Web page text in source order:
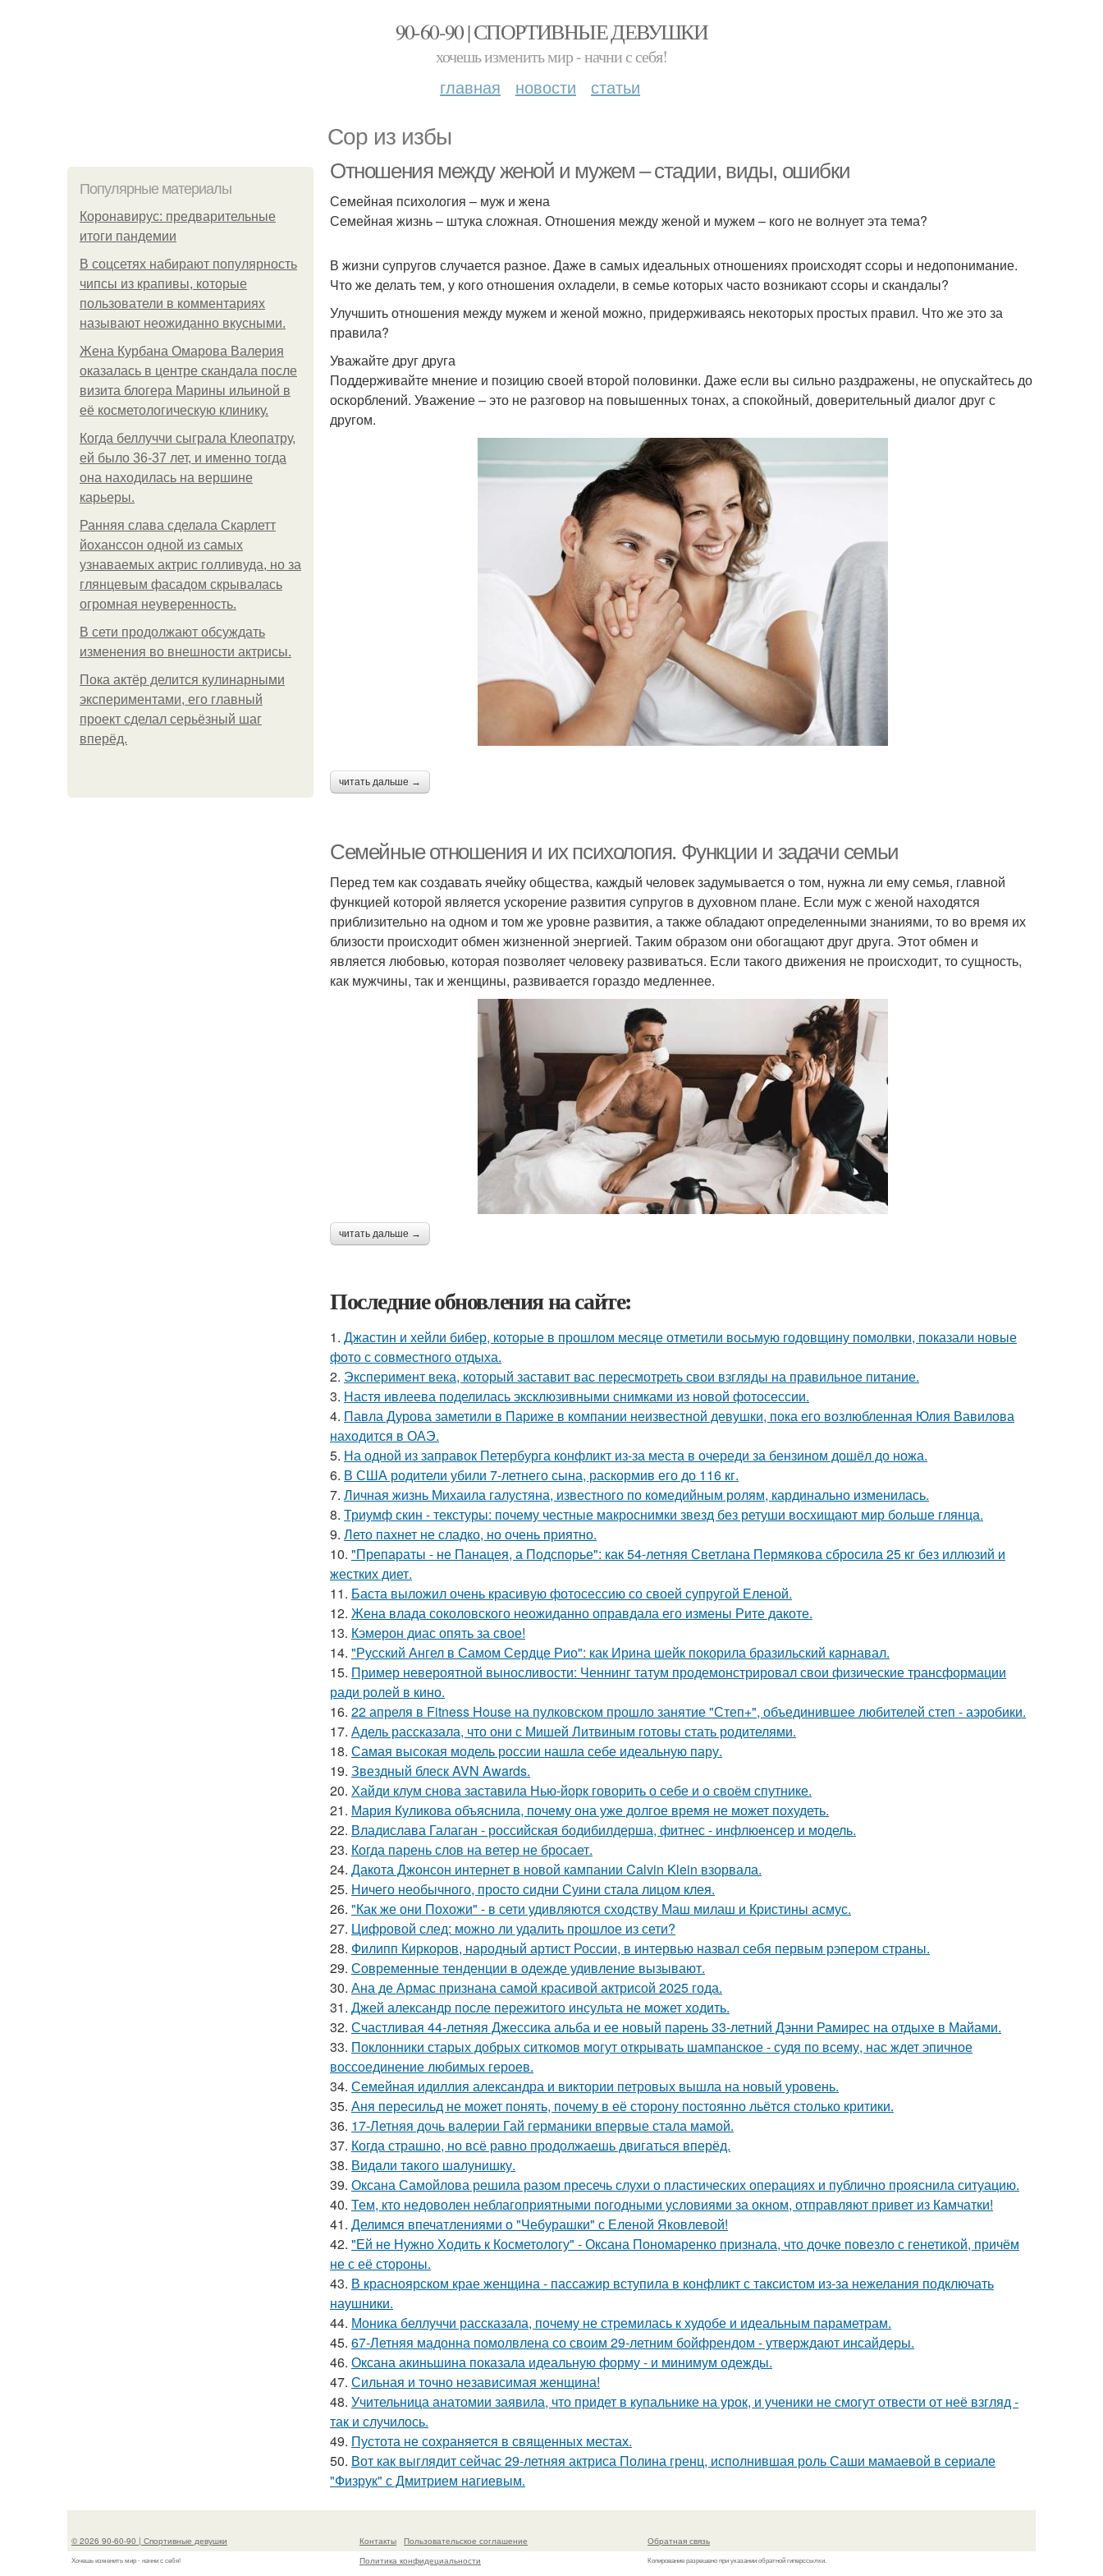
90-60-90 | СПОРТИВНЫЕ ДЕВУШКИ
хочешь изменить мир - начни с себя!
главная новости статьи
Сор из избы
Популярные материалы
Коронавирус: предварительные
итоги пандемии
В соцсетях набирают популярность
чипсы из крапивы, которые
пользователи в комментариях
называют неожиданно вкусными.
Жена Курбана Омарова Валерия
оказалась в центре скандала после
визита блогера Марины ильиной в
её косметологическую клинику.
Когда беллуччи сыграла Клеопатру,
ей было 36-37 лет, и именно тогда
она находилась на вершине
карьеры.
Ранняя слава сделала Скарлетт
йоханссон одной из самых
узнаваемых актрис голливуда, но за
глянцевым фасадом скрывалась
огромная неуверенность.
В сети продолжают обсуждать
изменения во внешности актрисы.
Пока актёр делится кулинарными
экспериментами, его главный
проект сделал серьёзный шаг
вперёд.
Отношения между женой и мужем – стадии, виды, ошибки
Семейная психология – муж и жена
Семейная жизнь – штука сложная. Отношения между женой и мужем – кого не волнует эта тема?
В жизни супругов случается разное. Даже в самых идеальных отношениях происходят ссоры и недопонимание.
Что же делать тем, у кого отношения охладели, в семье которых часто возникают ссоры и скандалы?
Улучшить отношения между мужем и женой можно, придерживаясь некоторых простых правил. Что же это за
правила?
Уважайте друг друга
Поддерживайте мнение и позицию своей второй половинки. Даже если вы сильно раздражены, не опускайтесь до
оскорблений. Уважение – это не разговор на повышенных тонах, а спокойный, доверительный диалог друг с
другом.
читать дальше →
Семейные отношения и их психология. Функции и задачи семьи
Перед тем как создавать ячейку общества, каждый человек задумывается о том, нужна ли ему семья, главной
функцией которой является ускорение развития супругов в духовном плане. Если муж с женой находятся
приблизительно на одном и том же уровне развития, а также обладают определенными знаниями, то во время их
близости происходит обмен жизненной энергией. Таким образом они обогащают друг друга. Этот обмен и
является любовью, которая позволяет человеку развиваться. Если такого движения не происходит, то сущность,
как мужчины, так и женщины, развивается гораздо медленнее.
читать дальше →
Последние обновления на сайте:
1. Джастин и хейли бибер, которые в прошлом месяце отметили восьмую годовщину помолвки, показали новые
фото с совместного отдыха.
2. Эксперимент века, который заставит вас пересмотреть свои взгляды на правильное питание.
3. Настя ивлеева поделилась эксклюзивными снимками из новой фотосессии.
4. Павла Дурова заметили в Париже в компании неизвестной девушки, пока его возлюбленная Юлия Вавилова
находится в ОАЭ.
5. На одной из заправок Петербурга конфликт из-за места в очереди за бензином дошёл до ножа.
6. В США родители убили 7-летнего сына, раскормив его до 116 кг.
7. Личная жизнь Михаила галустяна, известного по комедийным ролям, кардинально изменилась.
8. Триумф скин - текстуры: почему честные макроснимки звезд без ретуши восхищают мир больше глянца.
9. Лето пахнет не сладко, но очень приятно.
10. "Препараты - не Панацея, а Подспорье": как 54-летняя Светлана Пермякова сбросила 25 кг без иллюзий и
жестких диет.
11. Баста выложил очень красивую фотосессию со своей супругой Еленой.
12. Жена влада соколовского неожиданно оправдала его измены Рите дакоте.
13. Кэмерон диас опять за свое!
14. "Русский Ангел в Самом Сердце Рио": как Ирина шейк покорила бразильский карнавал.
15. Пример невероятной выносливости: Ченнинг татум продемонстрировал свои физические трансформации
ради ролей в кино.
16. 22 апреля в Fitness House на пулковском прошло занятие "Степ+", объединившее любителей степ - аэробики.
17. Адель рассказала, что они с Мишей Литвиным готовы стать родителями.
18. Самая высокая модель россии нашла себе идеальную пару.
19. Звездный блеск AVN Awards.
20. Хайди клум снова заставила Нью-йорк говорить о себе и о своём спутнике.
21. Мария Куликова объяснила, почему она уже долгое время не может похудеть.
22. Владислава Галаган - российская бодибилдерша, фитнес - инфлюенсер и модель.
23. Когда парень слов на ветер не бросает.
24. Дакота Джонсон интернет в новой кампании Calvin Klein взорвала.
25. Ничего необычного, просто сидни Суини стала лицом клея.
26. "Как же они Похожи" - в сети удивляются сходству Маш милаш и Кристины асмус.
27. Цифровой след: можно ли удалить прошлое из сети?
28. Филипп Киркоров, народный артист России, в интервью назвал себя первым рэпером страны.
29. Современные тенденции в одежде удивление вызывают.
30. Ана де Армас признана самой красивой актрисой 2025 года.
31. Джей александр после пережитого инсульта не может ходить.
32. Счастливая 44-летняя Джессика альба и ее новый парень 33-летний Дэнни Рамирес на отдыхе в Майами.
33. Поклонники старых добрых ситкомов могут открывать шампанское - судя по всему, нас ждет эпичное
воссоединение любимых героев.
34. Семейная идиллия александра и виктории петровых вышла на новый уровень.
35. Аня пересильд не может понять, почему в её сторону постоянно льётся столько критики.
36. 17-Летняя дочь валерии Гай германики впервые стала мамой.
37. Когда страшно, но всё равно продолжаешь двигаться вперёд.
38. Видaли тaкого шaлунишку.
39. Оксана Самойлова решила разом пресечь слухи о пластических операциях и публично прояснила ситуацию.
40. Тем, кто недоволен неблагоприятными погодными условиями за окном, отправляют привет из Камчатки!
41. Делимся впечатлениями о "Чебурашки" с Еленой Яковлевой!
42. "Ей не Нужно Ходить к Косметологу" - Оксана Пономаренко признала, что дочке повезло с генетикой, причём
не с её стороны.
43. В красноярском крае женщина - пассажир вступила в конфликт с таксистом из-за нежелания подключать
наушники.
44. Моника беллуччи рассказала, почему не стремилась к худобе и идеальным параметрам.
45. 67-Летняя мадонна помолвлена со своим 29-летним бойфрендом - утверждают инсайдеры.
46. Оксана акиньшина показала идеальную форму - и минимум одежды.
47. Сильная и точно независимая женщина!
48. Учительница анатомии заявила, что придет в купальнике на урок, и ученики не смогут отвести от неё взгляд -
так и случилось.
49. Пустота не сохраняется в священных местах.
50. Вот как выглядит сейчас 29-летняя актриса Полина гренц, исполнившая роль Саши мамаевой в сериале
"Физрук" с Дмитрием нагиевым.
© 2026 90-60-90 | Спортивные девушки
Хочешь изменить мир - начни с себя!
Контакты
Пользовательское соглашение
Политика конфидециальности
Обратная связь
Копирование разрешено при указании обратной гиперссылки.